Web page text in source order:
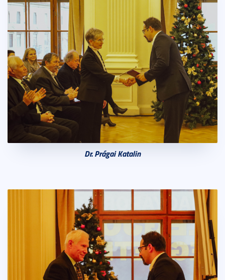
Dr. Prágai Katalin